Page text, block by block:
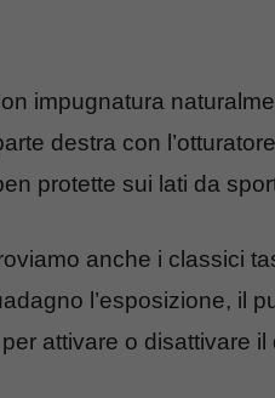
impugnatura
destra con
protette sui lati da
anche i classici
l’esposizione, il
attivare o disattivare